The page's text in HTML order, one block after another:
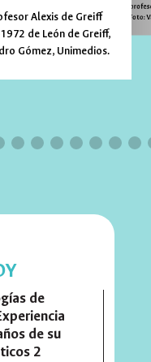
Alexis de Greiff
de León de Greiff,
Gómez, Unimedios.
Greiff asistió el
Foto:
de
de su
2